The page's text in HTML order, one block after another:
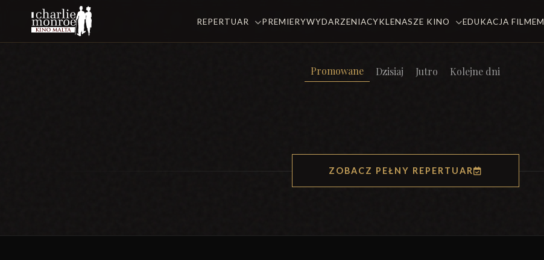
REPERTUAR PREMIERYWYDARZENIACYKLENASZE KINO EDUKACJA FILMEM
Promowane Dzisiaj Jutro Kolejne dni
ZOBACZ PEŁNY REPERTUAR